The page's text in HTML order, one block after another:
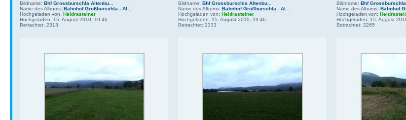
Bildname: Bhf Grossburschla Altenbu...
Name des Albums: Bahnhof Großburschla - Al...
Hochgeladen von: Heldrasteiner
Hochgeladen: 15. August 2010, 19:46
Betrachtet: 2313
Bildname: Bhf Grossburschla Altenbu...
Name des Albums: Bahnhof Großburschla - Al...
Hochgeladen von: Heldrasteiner
Hochgeladen: 15. August 2010, 19:46
Betrachtet: 2333
Bildname: Bhf Grossburschla
Name des Albums: Bahnhof
Hochgeladen von:
Hochgeladen: 15. August
Betrachtet: 2265